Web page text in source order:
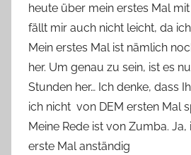
heute über mein erstes Mal
fällt mir auch nicht leicht, da
Mein erstes Mal ist nämlich
her. Um genau zu sein, ist es
Stunden her… Ich denke, dass
ich nicht von DEM ersten Mal
Meine Rede ist von Zumba.
erste Mal anständig